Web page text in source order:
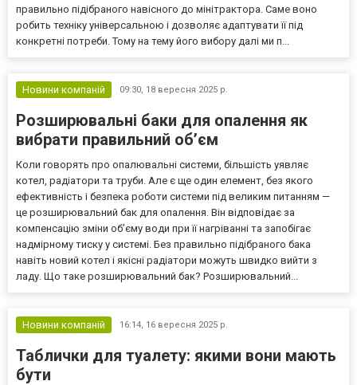
правильно підібраного навісного до мінітрактора. Саме воно
робить техніку універсальною і дозволяє адаптувати її під
конкретні потреби. Тому на тему його вибору далі ми п...
Новини компаній 09:30, 18 вересня 2025 р.
Розширювальні баки для опалення як
вибрати правильний об’єм
Коли говорять про опалювальні системи, більшість уявляє
котел, радіатори та труби. Але є ще один елемент, без якого
ефективність і безпека роботи системи під великим питанням —
це розширювальний бак для опалення. Він відповідає за
компенсацію зміни об’єму води при її нагріванні та запобігає
надмірному тиску у системі. Без правильно підібраного бака
навіть новий котел і якісні радіатори можуть швидко вийти з
ладу. Що таке розширювальний бак? Розширювальний...
Новини компаній 16:14, 16 вересня 2025 р.
Таблички для туалету: якими вони мають
бути